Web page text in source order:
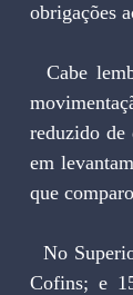
obrigações
  Cabe lembrar a experiência simplificadora da CPMF, tributo extinto em 2008 e que utilizava a
reduzido de
em
que
  No Superior Tribunal Federal (STF) ocorreram, por exemplo, 375 casos envolvendo o PIS; 359, a
Cofins; e